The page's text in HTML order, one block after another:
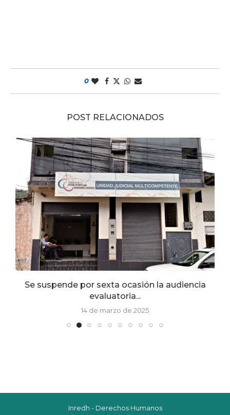
0
POST RELACIONADOS
Se suspende por sexta ocasión la audiencia
evaluatoria...
14 de marzo de 2025
Inredh - Derechos Humanos